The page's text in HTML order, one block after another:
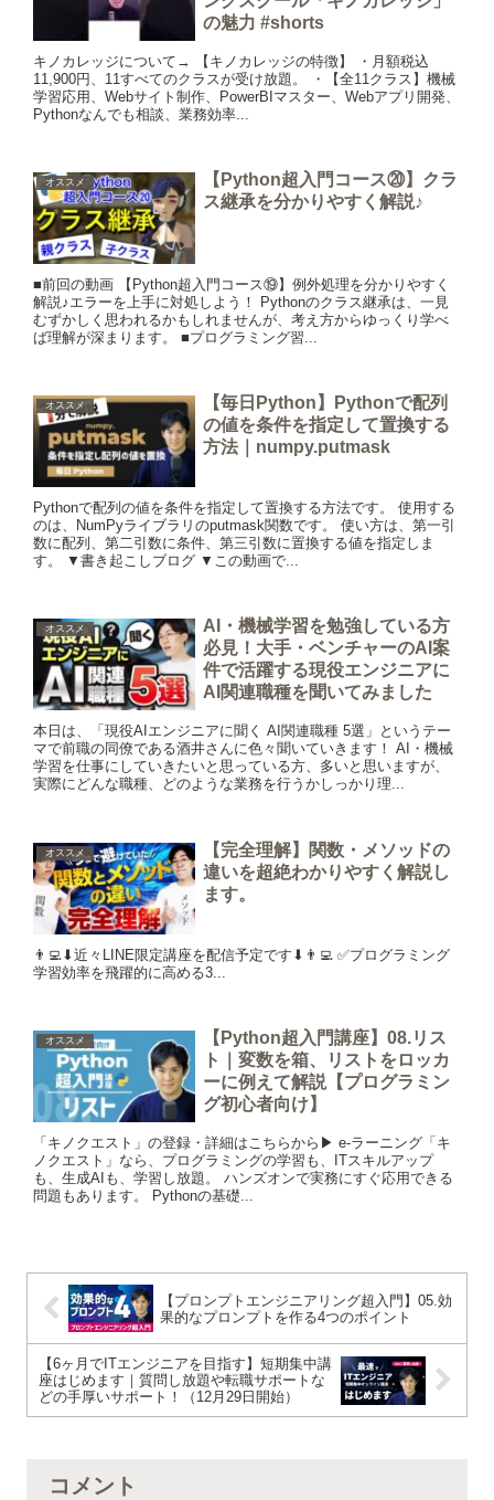
の魅力 #shorts
キノカレッジについて→ 【キノカレッジの特徴】 ・月額税込
11,900円、11すべてのクラスが受け放題。 ・【全11クラス】機械
学習応用、Webサイト制作、PowerBIマスター、Webアプリ開発、
Pythonなんでも相談、業務効率...
オススメ
【Python超入門コース⑳】クラ
ス継承を分かりやすく解説♪
■前回の動画 【Python超入門コース⑲】例外処理を分かりやすく
解説♪エラーを上手に対処しよう！ Pythonのクラス継承は、一見
むずかしく思われるかもしれませんが、考え方からゆっくり学べ
ば理解が深まります。 ■プログラミング習...
オススメ
【毎日Python】Pythonで配列
の値を条件を指定して置換する
方法｜numpy.putmask
Pythonで配列の値を条件を指定して置換する方法です。 使用する
のは、NumPyライブラリのputmask関数です。 使い方は、第一引
数に配列、第二引数に条件、第三引数に置換する値を指定しま
す。 ▼書き起こしブログ ▼この動画で...
オススメ
AI・機械学習を勉強している方
必見！大手・ベンチャーのAI案
件で活躍する現役エンジニアに
AI関連職種を聞いてみました
本日は、「現役AIエンジニアに聞く AI関連職種 5選」というテー
マで前職の同僚である酒井さんに色々聞いていきます！ AI・機械
学習を仕事にしていきたいと思っている方、多いと思いますが、
実際にどんな職種、どのような業務を行うかしっかり理...
オススメ
【完全理解】関数・メソッドの
違いを超絶わかりやすく解説し
ます。
👨‍💻⬇︎近々LINE限定講座を配信予定です⬇︎👨‍💻 ✅プログラミング
学習効率を飛躍的に高める3...
オススメ
【Python超入門講座】08.リス
ト｜変数を箱、リストをロッカ
ーに例えて解説【プログラミン
グ初心者向け】
「キノクエスト」の登録・詳細はこちらから▶︎ e-ラーニング「キ
ノクエスト」なら、プログラミングの学習も、ITスキルアップ
も、生成AIも、学習し放題。 ハンズオンで実務にすぐ応用できる
問題もあります。 Pythonの基礎...
【プロンプトエンジニアリング超入門】05.効
果的なプロンプトを作る4つのポイント
【6ヶ月でITエンジニアを目指す】短期集中講
座はじめます｜質問し放題や転職サポートな
どの手厚いサポート！（12月29日開始）
コメント